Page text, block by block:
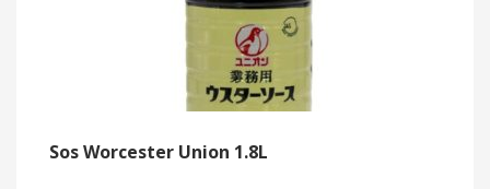
Sos Worcester Union 1.8L